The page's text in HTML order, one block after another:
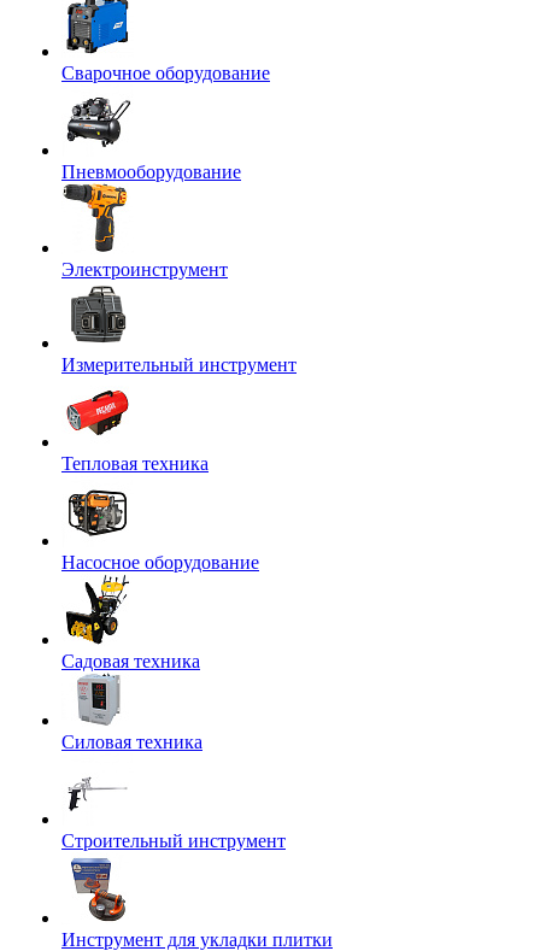
Сварочное оборудование
Пневмооборудование
Электроинструмент
Измерительный инструмент
Тепловая техника
Насосное оборудование
Садовая техника
Силовая техника
Строительный инструмент
Инструмент для укладки плитки